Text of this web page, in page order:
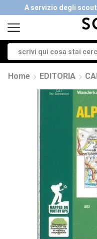
Home EDITORIA